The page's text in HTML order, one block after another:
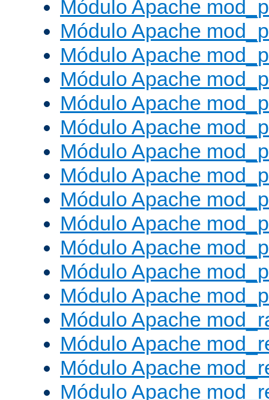
Módulo Apache
Módulo Apache
Módulo Apache
Módulo Apache
Módulo Apache
Módulo Apache
Módulo Apache
Módulo Apache
Módulo Apache
Módulo Apache
Módulo Apache
Módulo Apache
Módulo Apache
Módulo Apache
Módulo Apache
Módulo Apache
Módulo Apache